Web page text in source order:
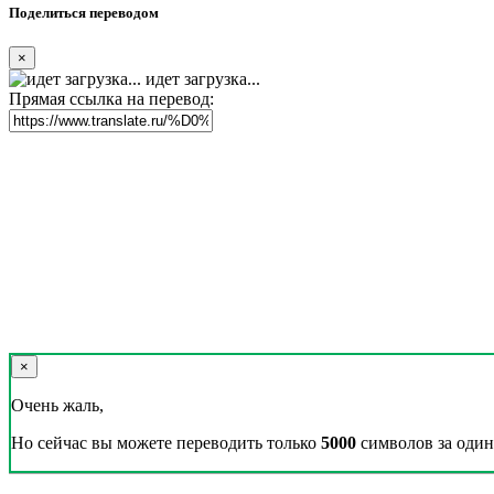
Поделиться переводом
×
идет загрузка...
Прямая ссылка на перевод:
×
Очень жаль,
Но сейчас вы можете переводить только 5000 символов за